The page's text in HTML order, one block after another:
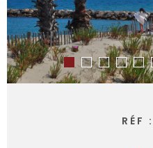
RÉF :